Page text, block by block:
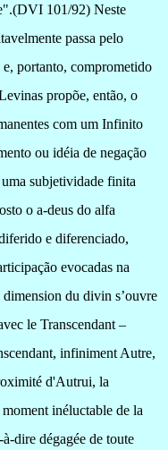
101/92) Neste
passa pelo
portanto, comprometido
propõe, então, o
com um Infinito
ou idéia de negação
subjetividade finita
o a-deus do alfa
e diferenciado,
evocadas na
du divin s’ouvre
le Transcendant –
infiniment Autre,
d'Autrui, la
inéluctable de la
dire dégagée de toute